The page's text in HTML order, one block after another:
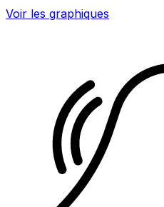
Voir les graphiques